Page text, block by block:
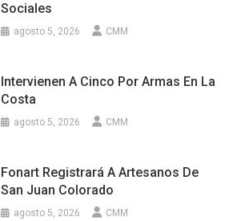
Sociales
agosto 5, 2026 CMM
Intervienen A Cinco Por Armas En La
Costa
agosto 5, 2026 CMM
Fonart Registrará A Artesanos De
San Juan Colorado
agosto 5, 2026 CMM